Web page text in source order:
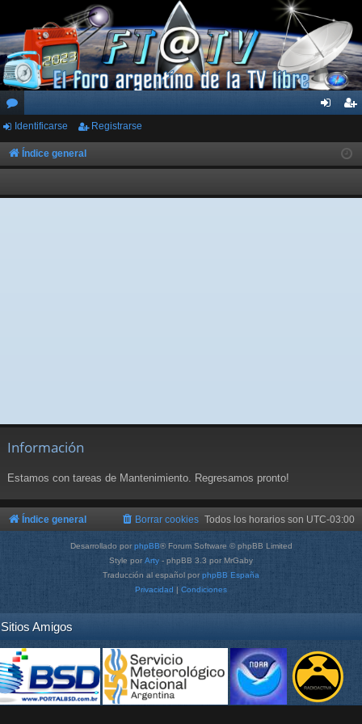
or
os
ar
ist
rs
Identificarse Registrarse
Índice general
Información
Estamos con tareas de Mantenimiento. Regresamos pronto!
Índice general Todos los horarios son UTC-03:00
Borrar cookies
Desarrollado por phpBB® Forum Software © phpBB Limited
Style por Arty - phpBB 3.3 por MrGaby
Traducción al español por phpBB España
Privacidad | Condiciones
Sitios Amigos